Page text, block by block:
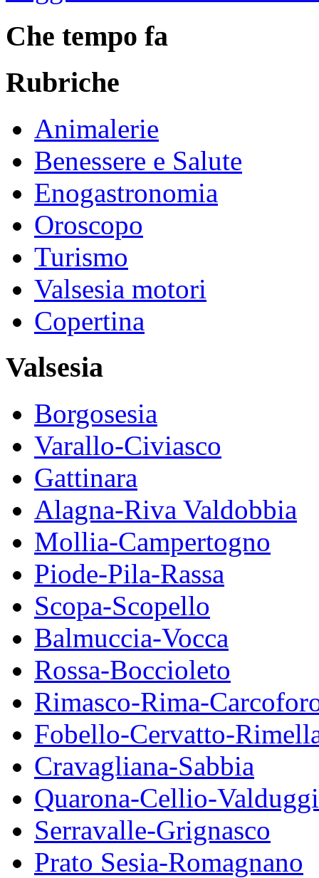
Che tempo fa
Rubriche
Animalerie
Benessere e Salute
Enogastronomia
Oroscopo
Turismo
Valsesia motori
Copertina
Valsesia
Borgosesia
Varallo-Civiasco
Gattinara
Alagna-Riva Valdobbia
Mollia-Campertogno
Piode-Pila-Rassa
Scopa-Scopello
Balmuccia-Vocca
Rossa-Boccioleto
Rimasco-Rima-
Fobello-Cervatto-
Cravagliana-Sabbia
Quarona-Cellio-
Serravalle-Grignasco
Prato Sesia-Romagnano